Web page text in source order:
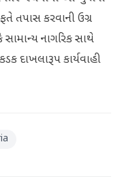
તપાસ કરવાની ઉગ્ર
સામાન્ય નાગરિક સાથે
દાખલારૂપ કાર્યવાહી